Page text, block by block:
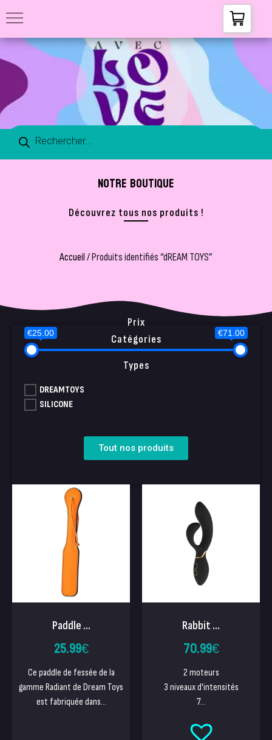
NOTRE BOUTIQUE
Découvrez tous nos produits !
Accueil/ Produits identifiés “dREAM TOYS”
Catégories
Prix
€25.00 €71.00
Types
DREAMTOYS
SILICONE
Tout nos produits
Paddle ...
25.99€
Ce paddle de fessée de la
gamme Radiant de Dream Toys
est fabriquée dans...
Rabbit ...
70.99€
2 moteurs
3 niveaux d'intensités
7...